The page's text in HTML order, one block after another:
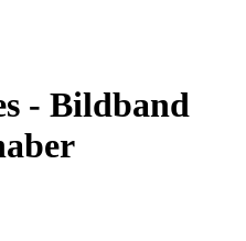
- Bildband